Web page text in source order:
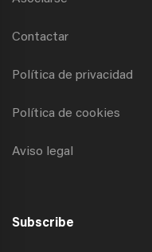
Contactar
Política de privacidad
Política de cookies
Aviso legal
Subscribe